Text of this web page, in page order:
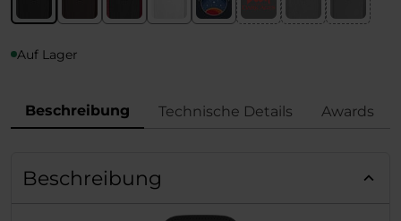
Auf Lager
Beschreibung Technische Details Awards
Beschreibung